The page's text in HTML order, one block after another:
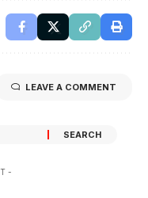
LEAVE A COMMENT
-